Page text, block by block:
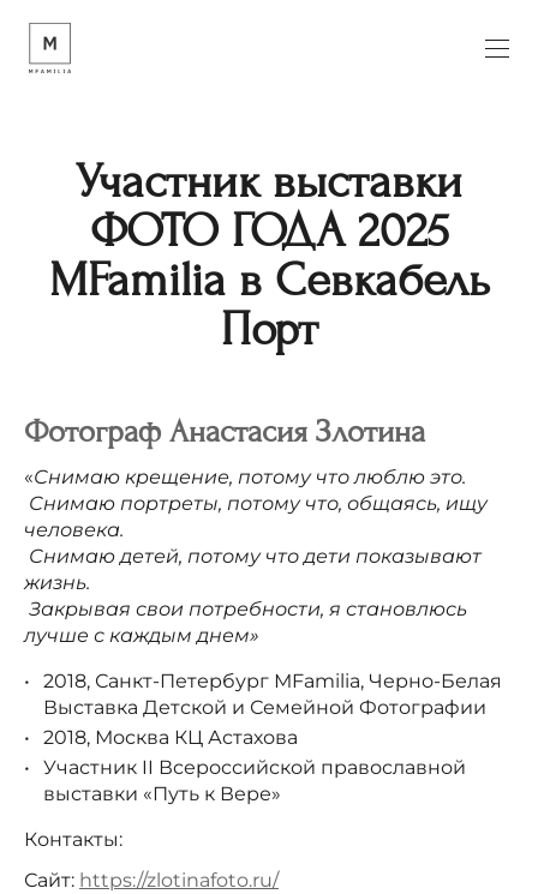
Участник выставки
ФОТО ГОДА 2025
MFamilia в Севкабель
Порт
Фотограф Анастасия Злотина
«Снимаю крещение, потому что люблю это.
Снимаю портреты, потому что, общаясь, ищу
человека.
Снимаю детей, потому что дети показывают
жизнь.
Закрывая свои потребности, я становлюсь
лучше с каждым днем»
2018, Санкт-Петербург МFamilia, Черно-Белая
Выставка Детской и Семейной Фотографии
2018, Москва КЦ Астахова
Участник II Всероссийской православной
выставки «Путь к Вере»
Контакты:
Сайт: https://zlotinafoto.ru/